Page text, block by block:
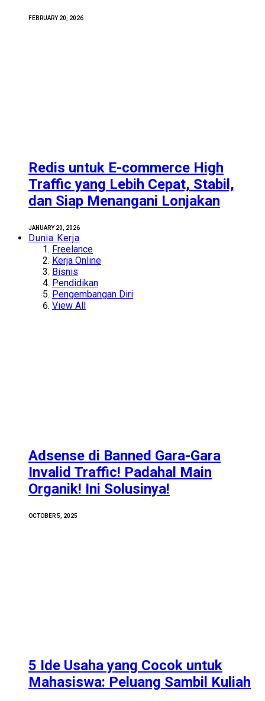
FEBRUARY 20, 2026
Redis untuk E-commerce High
Traffic yang Lebih Cepat, Stabil,
dan Siap Menangani Lonjakan
JANUARY 20, 2026
Dunia Kerja
Freelance
Kerja Online
Bisnis
Pendidikan
Pengembangan Diri
View All
Adsense di Banned Gara-Gara
Invalid Traffic! Padahal Main
Organik! Ini Solusinya!
OCTOBER 5, 2025
5 Ide Usaha yang Cocok untuk
Mahasiswa: Peluang Sambil Kuliah